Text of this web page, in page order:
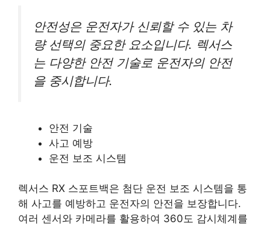
안전성은 운전자가 신뢰할 수 있는 차
량 선택의 중요한 요소입니다. 렉서스
는 다양한 안전 기술로 운전자의 안전
을 중시합니다.
안전 기술
사고 예방
운전 보조 시스템
렉서스 RX 스포트백은 첨단 운전 보조 시스템을 통
해 사고를 예방하고 운전자의 안전을 보장합니다.
여러 센서와 카메라를 활용하여 360도 감시체계를